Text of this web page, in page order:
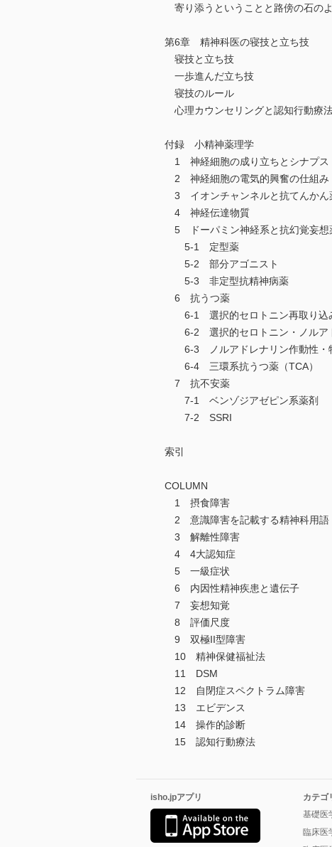
寄り添うということと路傍の石の
第6章 精神科医の寝技と立ち技
寝技と立ち技
一歩進んだ立ち技
寝技のルール
心理カウンセリングと認知行動療
付録 小精神薬理学
1 神経細胞の成り立ちとシナプス
2 神経細胞の電気的興奮の仕組み
3 イオンチャンネルと抗てんかん
4 神経伝達物質
5 ドーパミン神経系と抗幻覚妄想
5-1 定型薬
5-2 部分アゴニスト
5-3 非定型抗精神病薬
6 抗うつ薬
6-1 選択的セロトニン再取り込み
6-2 選択的セロトニン・ノルアド
6-3 ノルアドレナリン作動性・特
6-4 三環系抗うつ薬（TCA）
7 抗不安薬
7-1 ベンゾジアゼピン系薬剤
7-2 SSRI
索引
COLUMN
1 摂食障害
2 意識障害を記載する精神科用語
3 解離性障害
4 4大認知症
5 一級症状
6 内因性精神疾患と遺伝子
7 妄想知覚
8 評価尺度
9 双極II型障害
10 精神保健福祉法
11 DSM
12 自閉症スペクトラム障害
13 エビデンス
14 操作的診断
15 認知行動療法
isho.jpアプリ
カテゴ
基礎医
臨床医